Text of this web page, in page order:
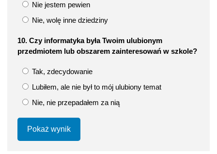
Nie jestem pewien
Nie, wolę inne dziedziny
10. Czy informatyka była Twoim ulubionym
przedmiotem lub obszarem zainteresowań w szkole?
Tak, zdecydowanie
Lubiłem, ale nie był to mój ulubiony temat
Nie, nie przepadałem za nią
Pokaż wynik